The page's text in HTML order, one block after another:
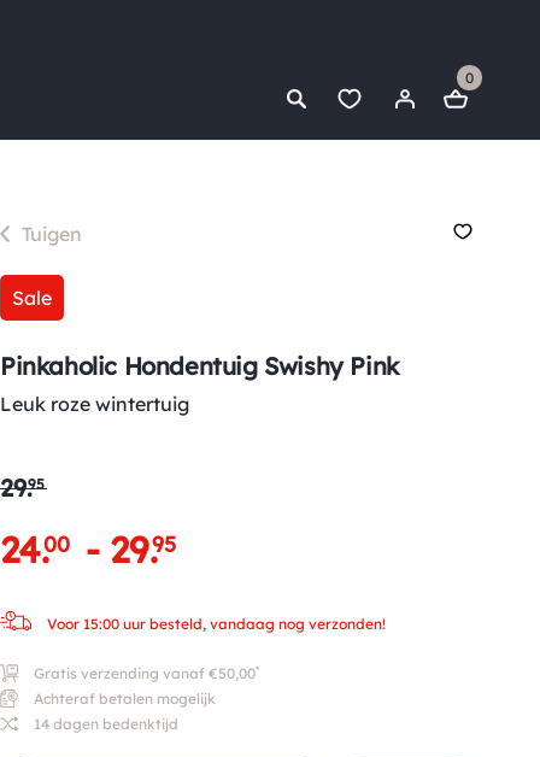
0
Tuigen
Sale
Pinkaholic Hondentuig Swishy Pink
Leuk roze wintertuig
29.95
24.00 - 29.95
Voor 15:00 uur besteld, vandaag nog verzonden!
Gratis verzending vanaf €50,00*
Achteraf betalen mogelijk
14 dagen bedenktijd